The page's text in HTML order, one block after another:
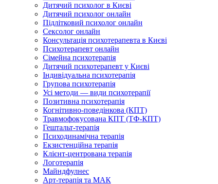
Дитячий психолог в Києві
Дитячий психолог онлайн
Підлітковий психолог онлайн
Сексолог онлайн
Консультація психотерапевта в Києві
Психотерапевт онлайн
Сімейна психотерапія
Дитячий психотерапевт у Києві
Індивідуальна психотерапія
Групова психотерапія
Усі методи — види психотерапії
Позитивна психотерапія
Когнітивно-поведінкова (КПТ)
Травмофокусована КПТ (ТФ-КПТ)
Гештальт-терапія
Психодинамічна терапія
Екзистенційна терапія
Клієнт-центрована терапія
Логотерапія
Майндфулнес
Арт-терапія та МАК